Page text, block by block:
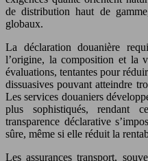
de distribution haut de
globaux.
La déclaration douanière
l’origine, la composition et la
évaluations, tentantes pour
dissuasives pouvant atteindre
Les services douaniers
plus sophistiqués, rendant
transparence déclarative
sûre, même si elle réduit la
Les assurances transport,